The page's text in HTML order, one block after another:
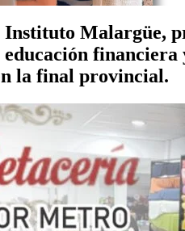
Instituto Malargüe,
financiera
la final provincial.